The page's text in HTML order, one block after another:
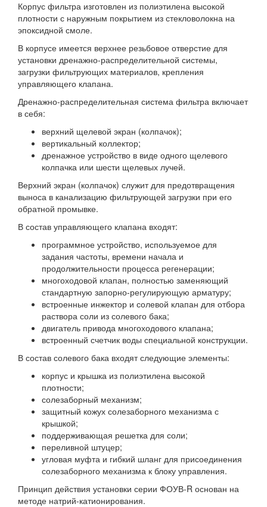
Корпус фильтра изготовлен из полиэтилена высокой
плотности с наружным покрытием из стекловолокна на
эпоксидной смоле.
В корпусе имеется верхнее резьбовое отверстие для
установки дренажно-распределительной системы,
загрузки фильтрующих материалов, крепления
управляющего клапана.
Дренажно-распределительная система фильтра включает
в себя:
верхний щелевой экран (колпачок);
вертикальный коллектор;
дренажное устройство в виде одного щелевого
колпачка или шести щелевых лучей.
Верхний экран (колпачок) служит для предотвращения
выноса в канализацию фильтрующей загрузки при его
обратной промывке.
В состав управляющего клапана входят:
программное устройство, используемое для
задания частоты, времени начала и
продолжительности процесса регенерации;
многоходовой клапан, полностью заменяющий
стандартную запорно-регулирующую арматуру;
встроенные инжектор и солевой клапан для отбора
раствора соли из солевого бака;
двигатель привода многоходового клапана;
встроенный счетчик воды специальной конструкции.
В состав солевого бака входят следующие элементы:
корпус и крышка из полиэтилена высокой
плотности;
солезаборный механизм;
защитный кожух солезаборного механизма с
крышкой;
поддерживающая решетка для соли;
переливной штуцер;
угловая муфта и гибкий шланг для присоединения
солезаборного механизма к блоку управления.
Принцип действия установки серии ФОУВ-R основан на
методе натрий-катионирования.